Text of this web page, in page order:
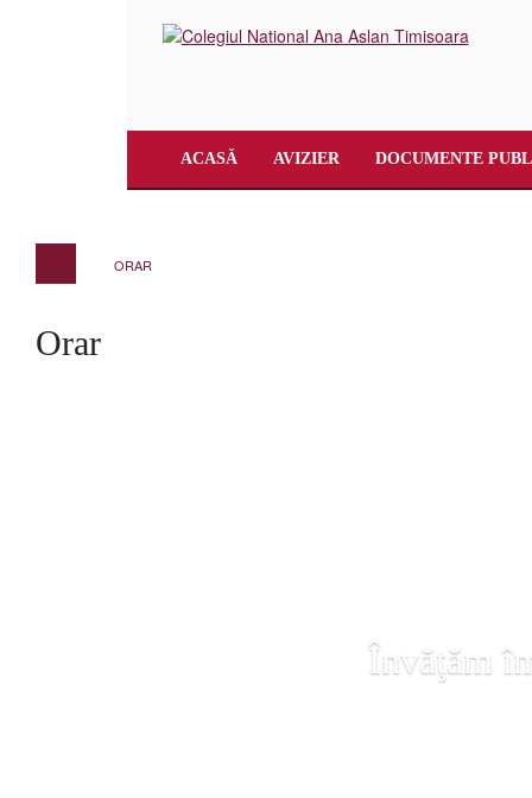
ACASĂ AVIZIER DOCUMENTE
ORAR
Orar
Învăţăm